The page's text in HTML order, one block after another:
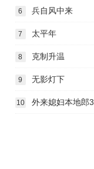
6 兵自风中来
7 太平年
8 克制升温
9 无影灯下
10 外来媳妇本地郎3